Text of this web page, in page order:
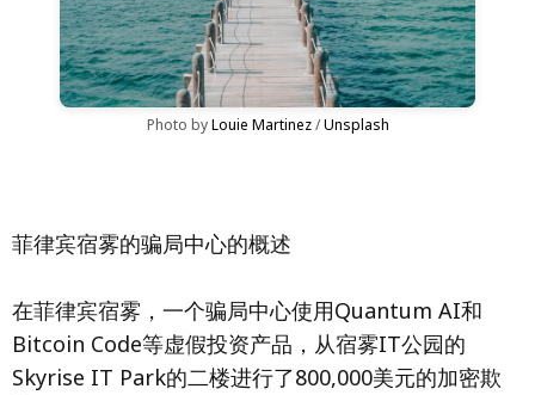
Photo by Louie Martinez / Unsplash
菲律宾宿雾的骗局中心的概述
在菲律宾宿雾，一个骗局中心使用Quantum AI和
Bitcoin Code等虚假投资产品，从宿雾IT公园的
Skyrise IT Park的二楼进行了800,000美元的加密欺